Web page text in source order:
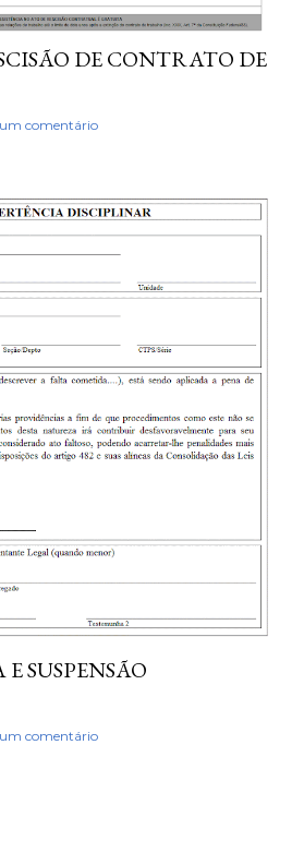
DE CONTRATO DE
comentário
SUSPENSÃO
comentário